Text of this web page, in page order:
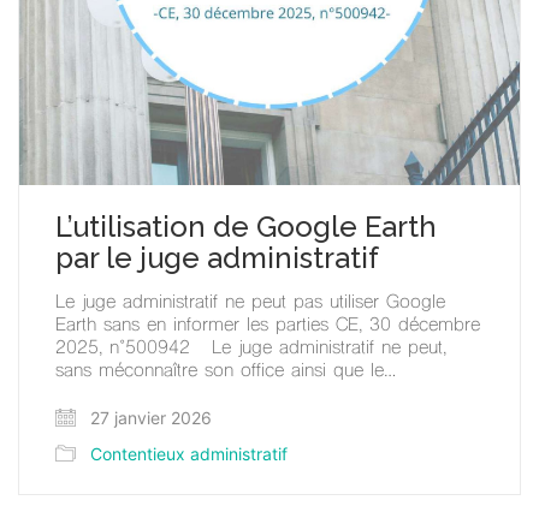
L’utilisation de Google Earth
par le juge administratif
Le juge administratif ne peut pas utiliser Google
Earth sans en informer les parties CE, 30 décembre
2025, n°500942 Le juge administratif ne peut,
sans méconnaître son office ainsi que le…
27 janvier 2026
Contentieux administratif